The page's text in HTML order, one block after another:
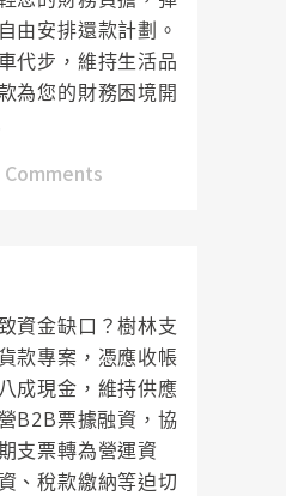
由安排還款計劃。
代步，維持生活品
為您的財務困境開
Comments
資金缺口？樹林支
款專案，憑應收帳
成現金，維持供應
B2B票據融資，協
支票轉為營運資
、稅款繳納等迫切